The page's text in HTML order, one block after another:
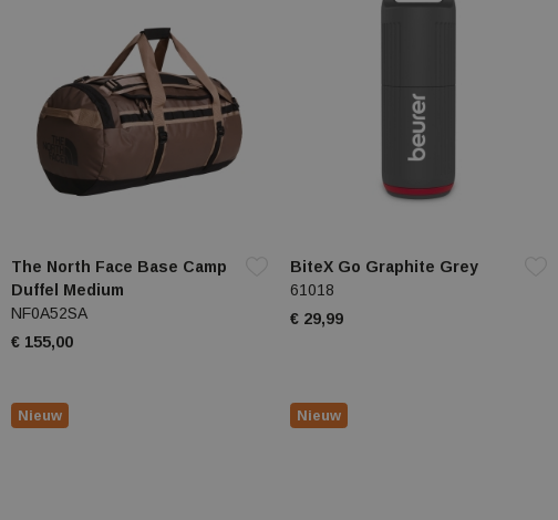
The North Face Base Camp
Duffel Medium
NF0A52SA
€ 155,00
BiteX Go Graphite Grey
61018
€ 29,99
Nieuw Nieuw